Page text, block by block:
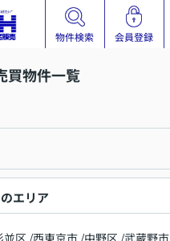
物件検索 会員登録
買物件一覧
エリア
並区 /西東京市 /中野区 /武蔵野市